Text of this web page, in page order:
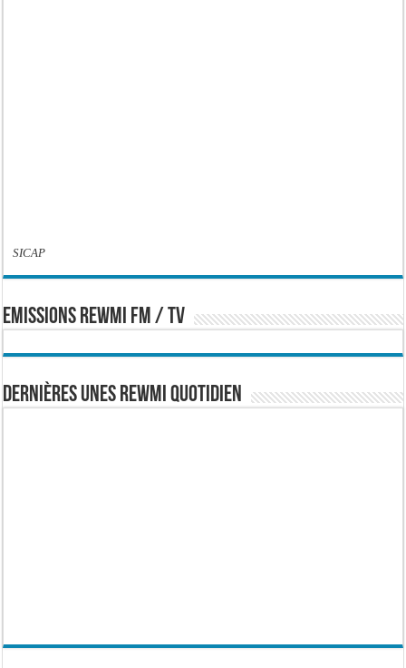
SICAP
EMISSIONS REWMI FM / TV
Dernières Unes Rewmi Quotidien